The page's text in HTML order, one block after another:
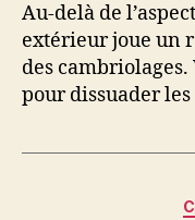
Au-delà de
extérieur joue un
des
pour dissuader